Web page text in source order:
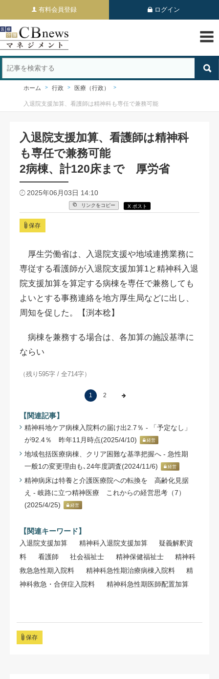
有料会員登録 ログイン
ホーム 行政 医療（行政）
入退院支援加算、看護師は精神科も専任で兼務可能
入退院支援加算、看護師は精神科
も専任で兼務可能
2病棟、計120床まで 厚労省
2025年06月03日 14:10
リンクをコピー X ポスト
保存
厚生労働省は、入退院支援や地域連携業務に
専従する看護師が入退院支援加算1と精神科入退
院支援加算を算定する病棟を専任で兼務しても
よいとする事務連絡を地方厚生局などに出し、
周知を促した。【渕本稔】
病棟を兼務する場合は、各加算の施設基準に
ならい
（残り595字 / 全714字）
1 2
【関連記事】
精神科地ケア病棟入院料の届け出2.7％ - 「予定なし」
が92.4％ 昨年11月時点(2025/4/10)
経営
地域包括医療病棟、クリア困難な基準把握へ - 急性期
一般1の変更理由も､24年度調査(2024/11/6)
経営
精神病床は特養と介護医療院への転換を 高齢化見据
え - 岐路に立つ精神医療 これからの経営思考（7）
(2025/4/25)
経営
【関連キーワード】
入退院支援加算 精神科入退院支援加算
疑義解釈資
料
看護師 社会福祉士 精神保健福祉士
精神科
救急急性期入院料
精神科急性期治療病棟入院料
精
神科救急・合併症入院料
精神科急性期医師配置加算
保存